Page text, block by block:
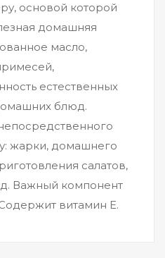
основой которой
домашняя
масло,
естественных
блюд.
жарки, домашнего
салатов,
Важный компонент
витамин Е.